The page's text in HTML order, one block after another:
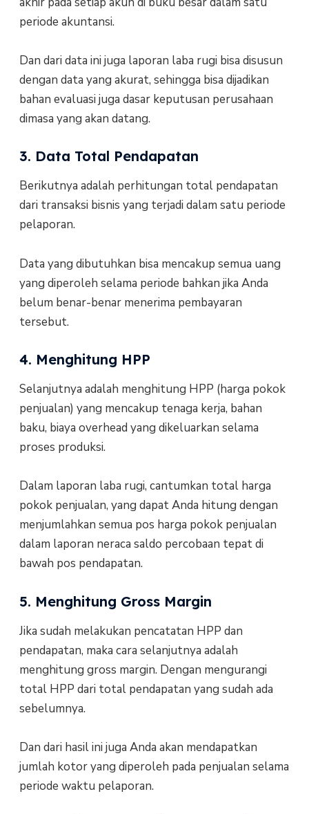
periode akuntansi.
Dan dari data ini juga laporan laba rugi bisa disusun
dengan data yang akurat, sehingga bisa dijadikan
bahan evaluasi juga dasar keputusan perusahaan
dimasa yang akan datang.
3. Data Total Pendapatan
Berikutnya adalah perhitungan total pendapatan
dari transaksi bisnis yang terjadi dalam satu periode
pelaporan.
Data yang dibutuhkan bisa mencakup semua uang
yang diperoleh selama periode bahkan jika Anda
belum benar-benar menerima pembayaran
tersebut.
4. Menghitung HPP
Selanjutnya adalah menghitung HPP (harga pokok
penjualan) yang mencakup tenaga kerja, bahan
baku, biaya overhead yang dikeluarkan selama
proses produksi.
Dalam laporan laba rugi, cantumkan total harga
pokok penjualan, yang dapat Anda hitung dengan
menjumlahkan semua pos harga pokok penjualan
dalam laporan neraca saldo percobaan tepat di
bawah pos pendapatan.
5. Menghitung Gross Margin
Jika sudah melakukan pencatatan HPP dan
pendapatan, maka cara selanjutnya adalah
menghitung gross margin. Dengan mengurangi
total HPP dari total pendapatan yang sudah ada
sebelumnya.
Dan dari hasil ini juga Anda akan mendapatkan
jumlah kotor yang diperoleh pada penjualan selama
periode waktu pelaporan.